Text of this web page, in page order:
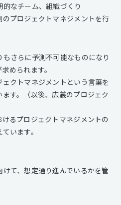
的なチーム、組織づくり
プロジェクトマネジメントを行
さらに予測不可能なものになり
められます。
クトマネジメントという言葉を
す。（以後、広義のプロジェク
るプロジェクトマネジメントの
います。
て、想定通り進んでいるかを管